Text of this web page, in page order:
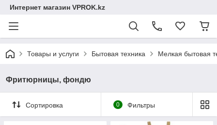
Интернет магазин VPROK.kz
Товары и услуги Бытовая техника Мелкая бытовая
Фритюрницы, фондю
Сортировка 0 Фильтры